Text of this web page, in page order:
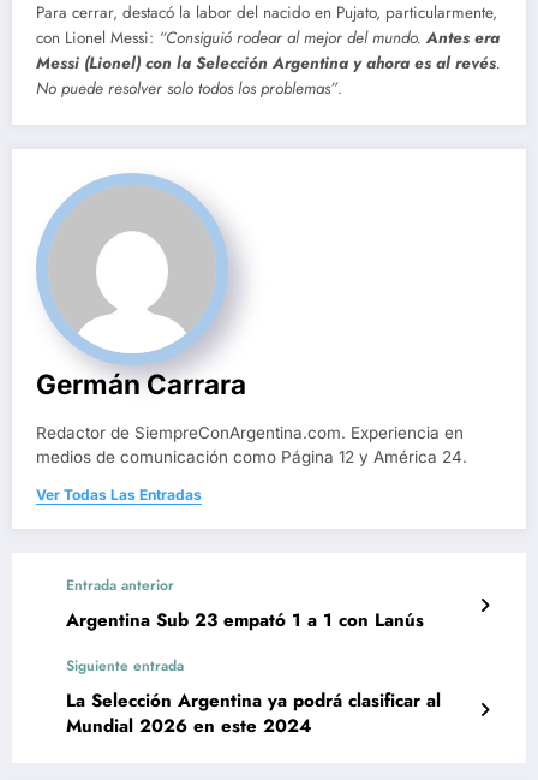
Para cerrar, destacó la labor del nacido en Pujato, particularmente,
con Lionel Messi: “Consiguió rodear al mejor del mundo. Antes era
Messi (Lionel) con la Selección Argentina y ahora es al revés.
No puede resolver solo todos los problemas”.
Germán Carrara
Redactor de SiempreConArgentina.com. Experiencia en
medios de comunicación como Página 12 y América 24.
Ver Todas Las Entradas
Entrada anterior
Argentina Sub 23 empató 1 a 1 con Lanús
Siguiente entrada
La Selección Argentina ya podrá clasificar al
Mundial 2026 en este 2024